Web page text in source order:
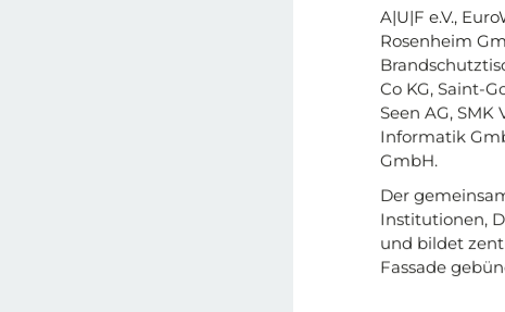
A|U|F e.V.,
Rosenheim
Co KG, Saint-
Seen AG,
Informatik
GmbH.
Der
Institutionen,
und bildet
Fassade